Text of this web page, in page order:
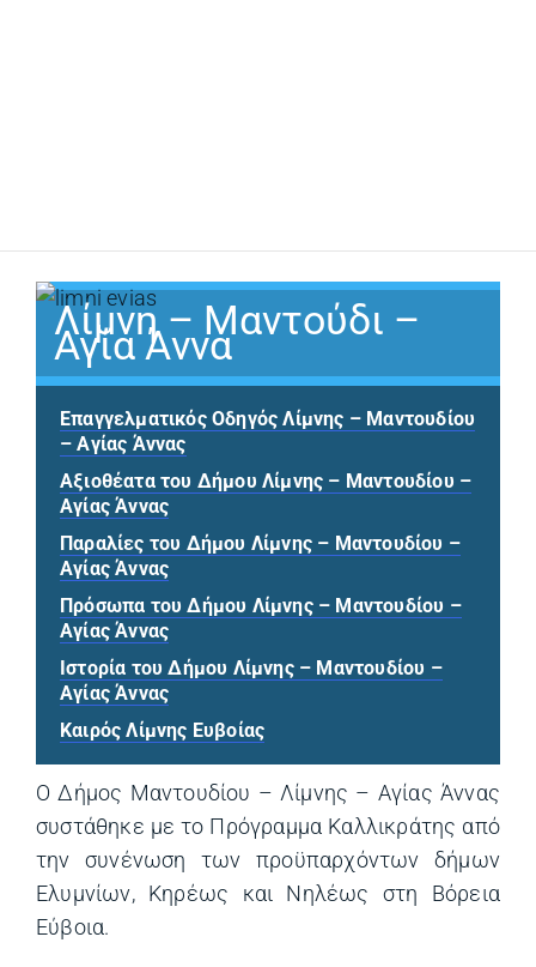
Επαγγελματικός Οδηγός Λίμνης – Μαντουδίου
– Αγίας Άννας
Αξιοθέατα του Δήμου Λίμνης – Μαντουδίου –
Αγίας Άννας
Παραλίες του Δήμου Λίμνης – Μαντουδίου –
Αγίας Άννας
Πρόσωπα του Δήμου Λίμνης – Μαντουδίου –
Αγίας Άννας
Ιστορία του Δήμου Λίμνης – Μαντουδίου –
Αγίας Άννας
Καιρός Λίμνης Ευβοίας
Λίμνη – Μαντούδι –
Αγία Άννα
Ο Δήμος Μαντουδίου – Λίμνης – Αγίας Άννας
συστάθηκε με το Πρόγραμμα Καλλικράτης από
την συνένωση των προϋπαρχόντων δήμων
Ελυμνίων, Κηρέως και Νηλέως στη Βόρεια
Εύβοια.